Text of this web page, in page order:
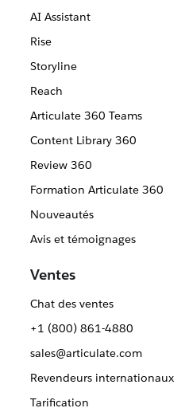
AI Assistant
Rise
Storyline
Reach
Articulate 360 Teams
Content Library 360
Review 360
Formation Articulate 360
Nouveautés
Avis et témoignages
Ventes
Chat des ventes
+1 (800) 861-4880
sales@articulate.com
Revendeurs internationaux
Tarification